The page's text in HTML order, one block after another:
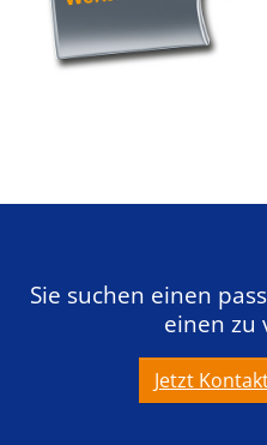
Sie suchen einen
einen zu
Jetzt